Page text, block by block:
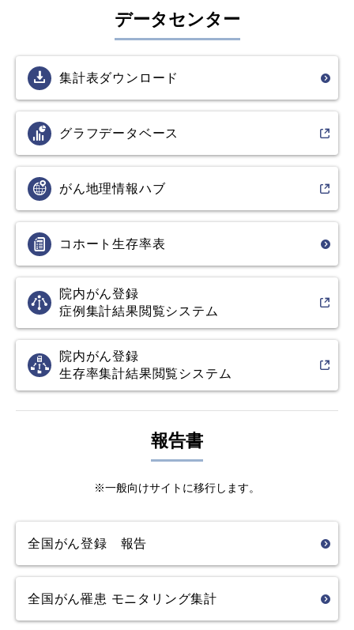
データセンター
集計表ダウンロード
グラフデータベース
がん地理情報ハブ
コホート生存率表
院内がん登録
症例集計結果閲覧システム
院内がん登録
生存率集計結果閲覧システム
報告書
※一般向けサイトに移行します。
全国がん登録 報告
全国がん罹患 モニタリング集計